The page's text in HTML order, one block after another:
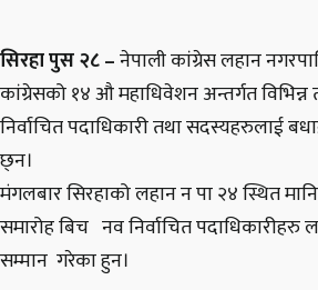
सिरहा पुस २८ –नेपाली कांग्रेस लहान
कांग्रेसको १४ औ महाधिवेशन अन्तर्गत
निर्वाचित पदाधिकारी तथा सदस्यहरुलाई
छ्न।
मंगलबार सिरहाको लहान न पा २४ स्थित
समारोह बिच नव निर्वाचित पदाधिकारीहरु
सम्मान गरेका हुन।